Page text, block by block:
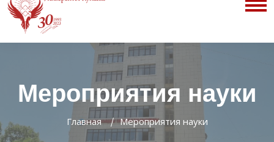
Мероприятия науки
Главная Мероприятия науки